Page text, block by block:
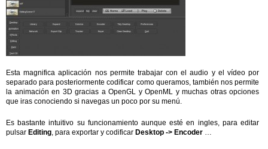
Esta magnifica aplicación nos permite trabajar con el audio y el vídeo por
separado para posteriormente codificar como queramos, también nos permite
la animación en 3D gracias a OpenGL y OpenML y muchas otras opciones
que iras conociendo si navegas un poco por su menú.
Es bastante intuitivo su funcionamiento aunque esté en ingles, para editar
pulsar Editing, para exportar y codificar Desktop -> Encoder …